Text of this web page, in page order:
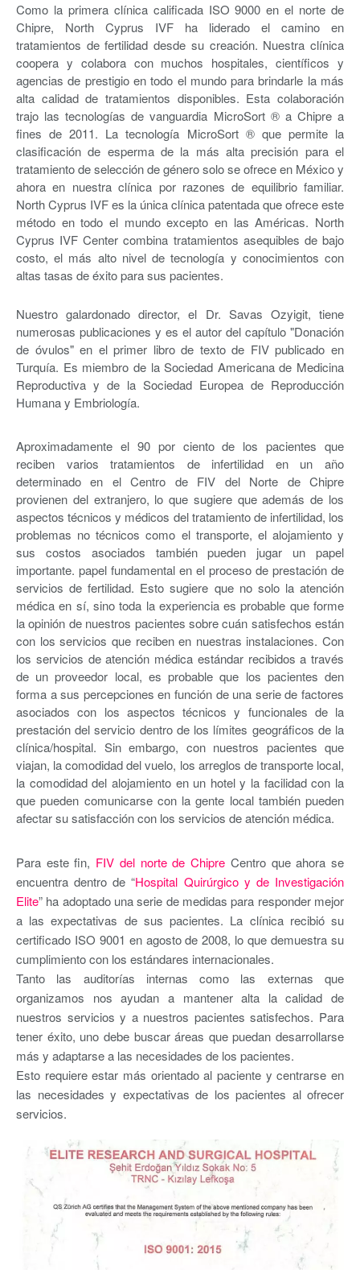
Como la primera clínica calificada ISO 9000 en el norte de
Chipre, North Cyprus IVF ha liderado el camino en
tratamientos de fertilidad desde su creación. Nuestra clínica
coopera y colabora con muchos hospitales, científicos y
agencias de prestigio en todo el mundo para brindarle la más
alta calidad de tratamientos disponibles. Esta colaboración
trajo las tecnologías de vanguardia MicroSort ® a Chipre a
fines de 2011. La tecnología MicroSort ® que permite la
clasificación de esperma de la más alta precisión para el
tratamiento de selección de género solo se ofrece en México y
ahora en nuestra clínica por razones de equilibrio familiar.
North Cyprus IVF es la única clínica patentada que ofrece este
método en todo el mundo excepto en las Américas. North
Cyprus IVF Center combina tratamientos asequibles de bajo
costo, el más alto nivel de tecnología y conocimientos con
altas tasas de éxito para sus pacientes.
Nuestro galardonado director, el Dr. Savas Ozyigit, tiene
numerosas publicaciones y es el autor del capítulo "Donación
de óvulos" en el primer libro de texto de FIV publicado en
Turquía. Es miembro de la Sociedad Americana de Medicina
Reproductiva y de la Sociedad Europea de Reproducción
Humana y Embriología.
Aproximadamente el 90 por ciento de los pacientes que
reciben varios tratamientos de infertilidad en un año
determinado en el Centro de FIV del Norte de Chipre
provienen del extranjero, lo que sugiere que además de los
aspectos técnicos y médicos del tratamiento de infertilidad, los
problemas no técnicos como el transporte, el alojamiento y
sus costos asociados también pueden jugar un papel
importante. papel fundamental en el proceso de prestación de
servicios de fertilidad. Esto sugiere que no solo la atención
médica en sí, sino toda la experiencia es probable que forme
la opinión de nuestros pacientes sobre cuán satisfechos están
con los servicios que reciben en nuestras instalaciones. Con
los servicios de atención médica estándar recibidos a través
de un proveedor local, es probable que los pacientes den
forma a sus percepciones en función de una serie de factores
asociados con los aspectos técnicos y funcionales de la
prestación del servicio dentro de los límites geográficos de la
clínica/hospital. Sin embargo, con nuestros pacientes que
viajan, la comodidad del vuelo, los arreglos de transporte local,
la comodidad del alojamiento en un hotel y la facilidad con la
que pueden comunicarse con la gente local también pueden
afectar su satisfacción con los servicios de atención médica.
Para este fin, FIV del norte de Chipre Centro que ahora se
encuentra dentro de “Hospital Quirúrgico y de Investigación
Elite” ha adoptado una serie de medidas para responder mejor
a las expectativas de sus pacientes. La clínica recibió su
certificado ISO 9001 en agosto de 2008, lo que demuestra su
cumplimiento con los estándares internacionales.
Tanto las auditorías internas como las externas que
organizamos nos ayudan a mantener alta la calidad de
nuestros servicios y a nuestros pacientes satisfechos. Para
tener éxito, uno debe buscar áreas que puedan desarrollarse
más y adaptarse a las necesidades de los pacientes.
Esto requiere estar más orientado al paciente y centrarse en
las necesidades y expectativas de los pacientes al ofrecer
servicios.